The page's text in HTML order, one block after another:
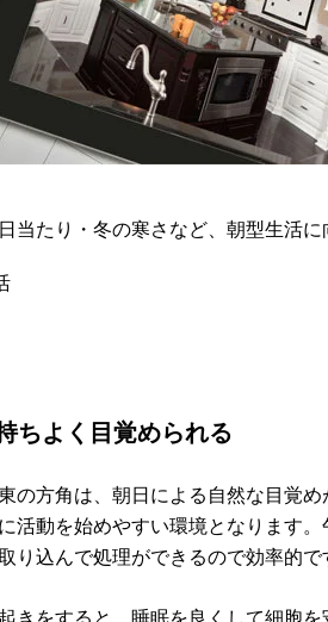
当たり・冬の寒さなど、朝型生活に
ちよく目覚められる
の方角は、朝日による自然な目覚
活動を始めやすい環境となります
り込んで処理ができるので効率的で
きをすると、睡眠を良くして細胞